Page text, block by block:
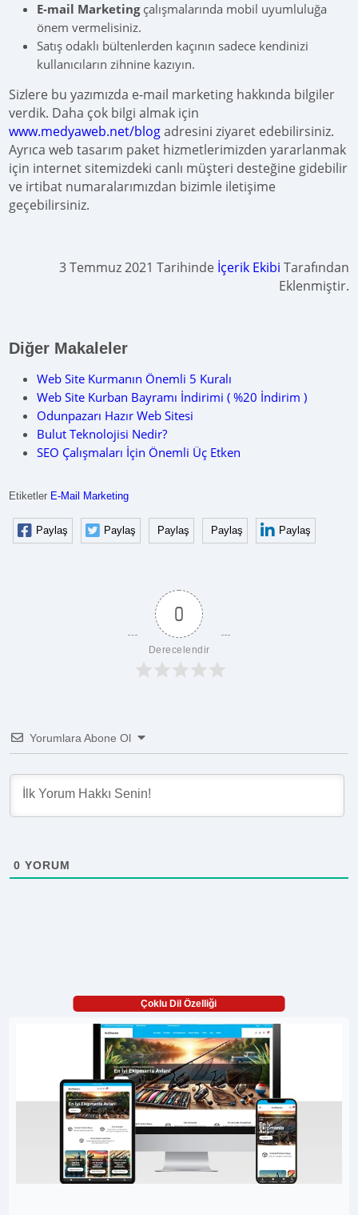
E-mail Marketingçalışmalarında mobil uyumluluğa
önem vermelisiniz.
Satış odaklı bültenlerden kaçının sadece kendinizi
kullanıcıların zihnine kazıyın.
Sizlere bu yazımızda e-mail marketing hakkında bilgiler
verdik. Daha çok bilgi almak için
www.medyaweb.net/blogadresini ziyaret edebilirsiniz.
Ayrıca web tasarım paket hizmetlerimizden yararlanmak
için internet sitemizdeki canlı müşteri desteğine gidebilir
ve irtibat numaralarımızdan bizimle iletişime
geçebilirsiniz.
3 Temmuz 2021 Tarihinde İçerik Ekibi Tarafından
Eklenmiştir.
Diğer Makaleler
Web Site Kurmanın Önemli 5 Kuralı
Web Site Kurban Bayramı İndirimi ( %20 İndirim )
Odunpazarı Hazır Web Sitesi
Bulut Teknolojisi Nedir?
SEO Çalışmaları İçin Önemli Üç Etken
Etiketler E-Mail Marketing
Paylaş Paylaş Paylaş Paylaş Paylaş
0
Derecelendir
Yorumlara Abone Ol
0 YORUM
Çoklu Dil Özelliği